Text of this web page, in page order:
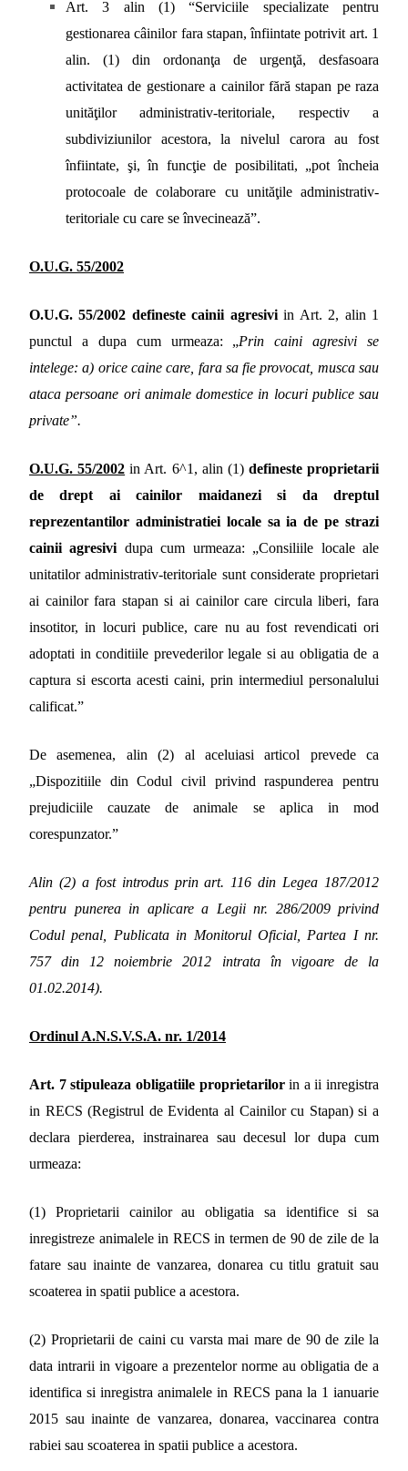
Art. 3 alin (1) “Serviciile specializate pentru
gestionarea câinilor fara stapan, înfiintate potrivit art. 1
alin. (1) din ordonanţa de urgenţă, desfasoara
activitatea de gestionare a cainilor fără stapan pe raza
unităţilor administrativ-teritoriale, respectiv a
subdiviziunilor acestora, la nivelul carora au fost
înfiintate, şi, în funcţie de posibilitati, „pot încheia
protocoale de colaborare cu unităţile administrativ-
teritoriale cu care se învecinează”.
O.U.G. 55/2002
O.U.G. 55/2002 defineste cainii agresiviin Art. 2, alin 1
punctul a dupa cum urmeaza: „Prin caini agresivi se
intelege: a) orice caine care, fara sa fie provocat, musca sau
ataca persoane ori animale domestice in locuri publice sau
private”.
O.U.G. 55/2002 in Art. 6^1, alin (1) defineste proprietarii
de drept ai cainilor maidanezi si da dreptul
reprezentantilor administratiei locale sa ia de pe strazi
cainii agresivi dupa cum urmeaza: „Consiliile locale ale
unitatilor administrativ-teritoriale sunt considerate proprietari
ai cainilor fara stapan si ai cainilor care circula liberi, fara
insotitor, in locuri publice, care nu au fost revendicati ori
adoptati in conditiile prevederilor legale si au obligatia de a
captura si escorta acesti caini, prin intermediul personalului
calificat.”
De asemenea, alin (2) al aceluiasi articol prevede ca
„Dispozitiile din Codul civil privind raspunderea pentru
prejudiciile cauzate de animale se aplica in mod
corespunzator.”
Alin (2) a fost introdus prin art. 116 din Legea 187/2012
pentru punerea in aplicare a Legii nr. 286/2009 privind
Codul penal, Publicata in Monitorul Oficial, Partea I nr.
757 din 12 noiembrie 2012 intrata în vigoare de la
01.02.2014).
Ordinul A.N.S.V.S.A. nr. 1/2014
Art. 7 stipuleaza obligatiile proprietarilorin a ii inregistra
in RECS (Registrul de Evidenta al Cainilor cu Stapan) si a
declara pierderea, instrainarea sau decesul lor dupa cum
urmeaza:
(1) Proprietarii cainilor au obligatia sa identifice si sa
inregistreze animalele in RECS in termen de 90 de zile de la
fatare sau inainte de vanzarea, donarea cu titlu gratuit sau
scoaterea in spatii publice a acestora.
(2) Proprietarii de caini cu varsta mai mare de 90 de zile la
data intrarii in vigoare a prezentelor norme au obligatia de a
identifica si inregistra animalele in RECS pana la 1 ianuarie
2015 sau inainte de vanzarea, donarea, vaccinarea contra
rabiei sau scoaterea in spatii publice a acestora.